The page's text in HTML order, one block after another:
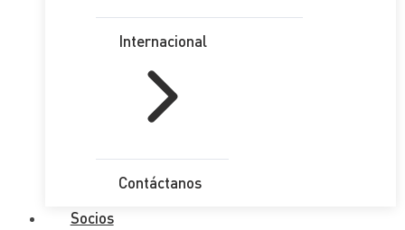
Internacional
Contáctanos
Socios